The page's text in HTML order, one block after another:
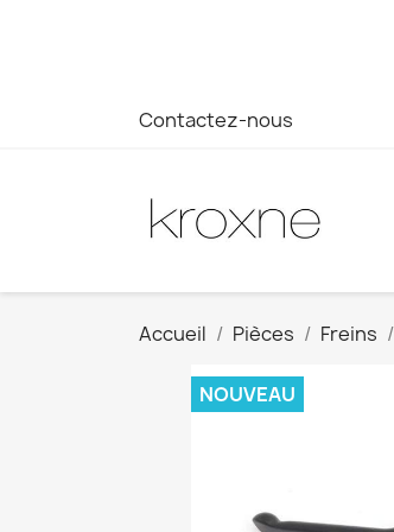
Contactez-nous
Accueil Pièces Freins
NOUVEAU